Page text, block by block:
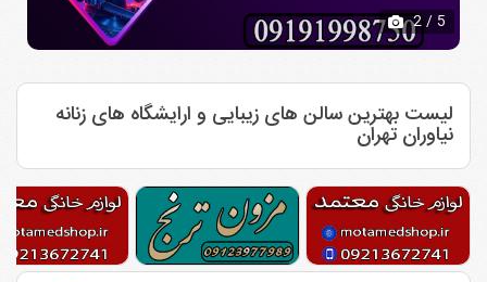
3/ 5
لیست بهترین سالن های زیبایی و ارایشگاه های زنانه
نیاوران تهران